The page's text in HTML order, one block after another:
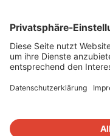
von
Bereich
Unternehmen
deckt das
bis zur
Energielösungen